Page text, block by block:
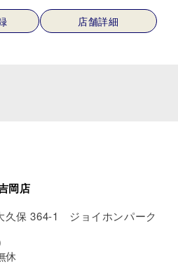
店舗詳細
岡店
久保 364-1 ジョイホンパーク
休